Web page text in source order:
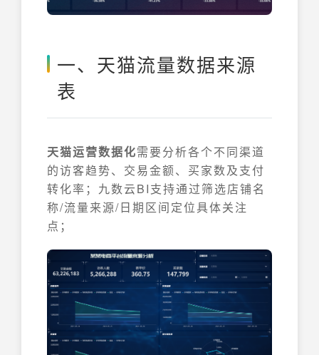
一、天猫流量数据来源
表
天猫运营数据化需要分析各个不同渠道
的访客趋势、交易金额、买家数及支付
转化率；九数云BI支持通过筛选店铺名
称/流量来源/日期区间定位具体关注
点；